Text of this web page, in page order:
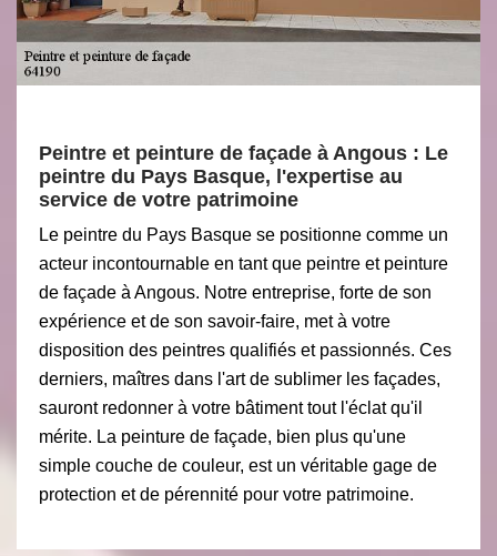
Peintre et peinture de façade à Angous : Le
peintre du Pays Basque, l'expertise au
service de votre patrimoine
Le peintre du Pays Basque se positionne comme un
acteur incontournable en tant que peintre et peinture
de façade à Angous. Notre entreprise, forte de son
expérience et de son savoir-faire, met à votre
disposition des peintres qualifiés et passionnés. Ces
derniers, maîtres dans l'art de sublimer les façades,
sauront redonner à votre bâtiment tout l'éclat qu'il
mérite. La peinture de façade, bien plus qu'une
simple couche de couleur, est un véritable gage de
protection et de pérennité pour votre patrimoine.